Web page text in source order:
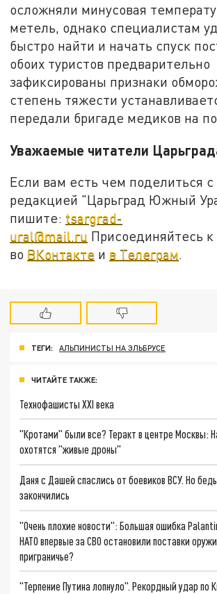
осложняли минусовая
метель, однако специалистам
быстро найти и начать спуск
обоих туристов предварительно
зафиксированы признаки
степень тяжести
передали бригаде медиков на
Уважаемые читатели
Если вам есть чем поделиться с
редакцией "Царьград Южный
пишите: tsargrad-
ural@mail.ru Присоединяйтесь
во ВКонтакте и в Телеграм.
ТЕГИ: АЛЬПИНИСТЫ НА ЭЛЬБРУСЕ
ЧИТАЙТЕ ТАКЖЕ:
Технофашисты XXI века
"Кротами" были все? Теракт в центре Москвы:
охотятся "живые дроны"
Даня с Дашей спаслись от боевиков ВСУ. Но
закончились
"Очень плохие новости": Большая ошибка
НАТО впервые за СВО остановили поставки
приграничье?
"Терпение Путина лопнуло". Рекордный удар по